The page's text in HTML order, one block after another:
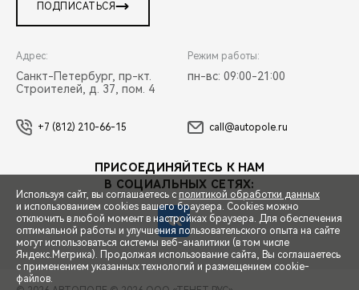
СПЕЦПРЕДЛОЖЕНИЯ
ПОДПИСАТЬСЯ
Адрес:
Санкт-Петербург, пр-кт.
Строителей, д. 37, пом. 4
Режим работы:
пн-вс: 09:00-21:00
+7 (812) 210-66-15 call@autopole.ru
ПРИСОЕДИНЯЙТЕСЬ К НАМ
В СОЦИАЛЬНЫХ СЕТЯХ:
Используя сайт, вы соглашаетесь с политикой обработки данных
и использованием cookies вашего браузера. Cookies можно
отключить в любой момент в настройках браузера. Для обеспечения
оптимальной работы и улучшения пользовательского опыта на сайте
могут использоваться системы веб-аналитики (в том числе
Яндекс.Метрика). Продолжая использование сайта, Вы соглашаетесь
с применением указанных технологий и размещением cookie-
файлов.